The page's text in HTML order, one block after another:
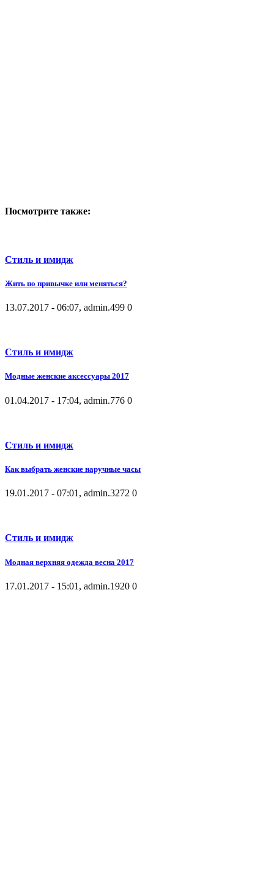
Посмотрите также:
Стиль и имидж
Жить по привычке или меняться?
13.07.2017 - 06:07, admin.499 0
Стиль и имидж
Модные женские аксессуары 2017
01.04.2017 - 17:04, admin.776 0
Стиль и имидж
Как выбрать женские наручные часы
19.01.2017 - 07:01, admin.3272 0
Стиль и имидж
Модная верхняя одежда весна 2017
17.01.2017 - 15:01, admin.1920 0